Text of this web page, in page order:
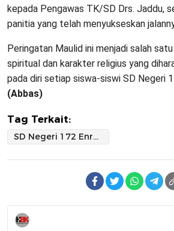
kepada Pengawas TK/SD Drs. Jaddu,
panitia yang telah menyukseskan
Peringatan Maulid ini menjadi salah
spiritual dan karakter religius yang
pada diri setiap siswa-siswi SD Negeri
(Abbas)
Tag Terkait:
SD Negeri 172 Enrekang Peringati Maulid Nabi Muhammad SAW dengan Penekanan Pembentukan Karakter Religius